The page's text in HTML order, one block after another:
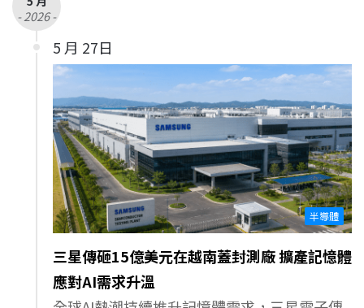
- 2026 -
5 月 27日
半導體
三星傳砸15億美元在越南蓋封測廠 擴產記憶體
應對AI需求升溫